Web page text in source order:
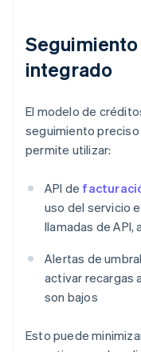
integrado
El modelo de
seguimiento preciso
permite utilizar:
API de
uso del servicio
llamadas de
Alertas de
activar recargas
son bajos
Esto puede